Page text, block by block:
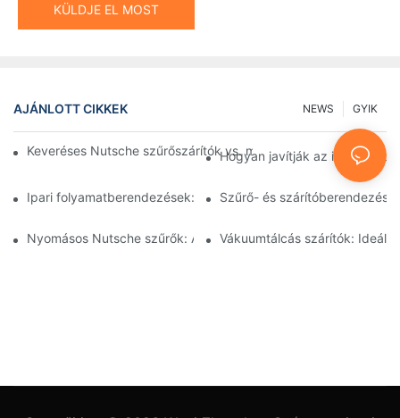
KÜLDJE EL MOST
AJÁNLOTT CIKKEK GYIK
NEWS
Keveréses Nutsche szűrőszárítók vs. más szárítási módszerek:
Hogyan javítják az ipari
Ipari folyamatberendezések: Az innovációk alakítják a jövőt
Szűrő- és
Nyomásos Nutsche szűrők: Alkalmazások a vegyiparban és az
Vákuumtálcás szárítók: